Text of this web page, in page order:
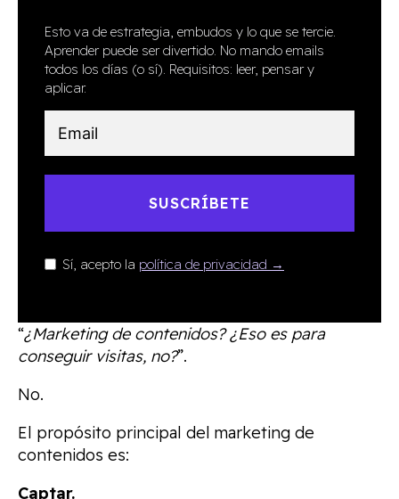
Esto va de estrategia, embudos y lo que se tercie.
Aprender puede ser divertido. No mando emails
todos los días (o sí). Requisitos: leer, pensar y
aplicar.
SUSCRÍBETE
Sí, acepto la política de privacidad →
“¿Marketing de contenidos? ¿Eso es para
conseguir visitas, no?”.
No.
El propósito principal del marketing de
contenidos es:
Captar.